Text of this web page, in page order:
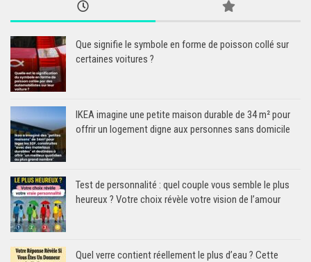
Que signifie le symbole en forme de poisson collé sur
certaines voitures ?
IKEA imagine une petite maison durable de 34 m² pour
offrir un logement digne aux personnes sans domicile
Test de personnalité : quel couple vous semble le plus
heureux ? Votre choix révèle votre vision de l’amour
Quel verre contient réellement le plus d’eau ? Cette